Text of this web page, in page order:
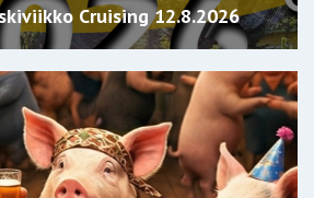
Cruising 12.8.2026